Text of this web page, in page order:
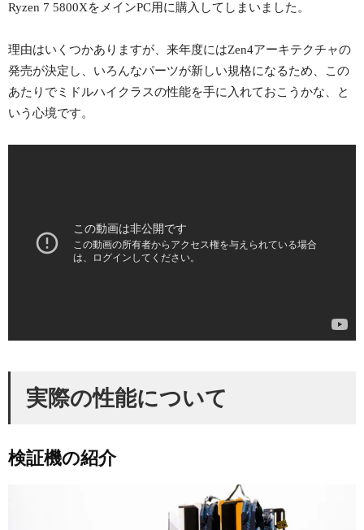
Ryzen 7 5800XをメインPC用に購入してしまいました。
理由はいくつかありますが、来年度にはZen4アーキテクチャの
発売が決定し、いろんなパーツが新しい規格になるため、この
あたりでミドルハイクラスの性能を手に入れておこうかな、と
いう心境です。
実際の性能について
検証機の紹介